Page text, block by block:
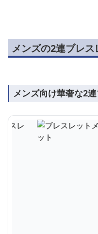
メンズの2連ブレ
メンズ向け華奢な2